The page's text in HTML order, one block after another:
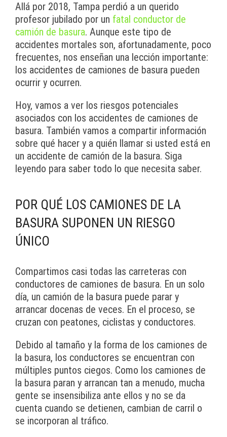
Allá por 2018, Tampa perdió a un querido
profesor jubilado por un fatal conductor de
camión de basura. Aunque este tipo de
accidentes mortales son, afortunadamente, poco
frecuentes, nos enseñan una lección importante:
los accidentes de camiones de basura pueden
ocurrir y ocurren.
Hoy, vamos a ver los riesgos potenciales
asociados con los accidentes de camiones de
basura. También vamos a compartir información
sobre qué hacer y a quién llamar si usted está en
un accidente de camión de la basura. Siga
leyendo para saber todo lo que necesita saber.
POR QUÉ LOS CAMIONES DE LA
BASURA SUPONEN UN RIESGO
ÚNICO
Compartimos casi todas las carreteras con
conductores de camiones de basura. En un solo
día, un camión de la basura puede parar y
arrancar docenas de veces. En el proceso, se
cruzan con peatones, ciclistas y conductores.
Debido al tamaño y la forma de los camiones de
la basura, los conductores se encuentran con
múltiples puntos ciegos. Como los camiones de
la basura paran y arrancan tan a menudo, mucha
gente se insensibiliza ante ellos y no se da
cuenta cuando se detienen, cambian de carril o
se incorporan al tráfico.